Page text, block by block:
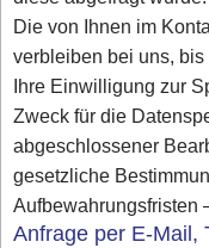
Die von Ihnen im
verbleiben bei uns,
Ihre Einwilligung zur
Zweck für die
abgeschlossener
gesetzliche
Aufbewahrungsfristen
Anfrage per E-Mail,